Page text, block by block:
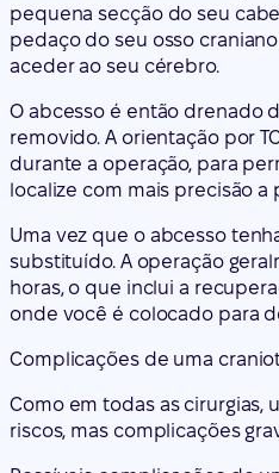
pequena secção do seu
pedaço do seu osso
aceder ao seu cérebro.
O abcesso é então drenado
removido. A orientação por
durante a operação, para
localize com mais precisão a
Uma vez que o abcesso
substituído. A operação
horas, o que inclui a
onde você é colocado para
Complicações de uma
Como em todas as cirurgias,
riscos, mas complicações